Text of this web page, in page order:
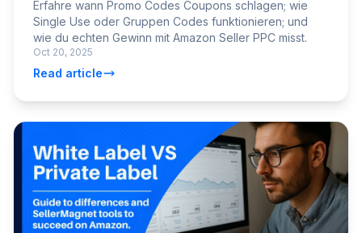
Erfahre wann Promo Codes Coupons schlagen; wie
Single Use oder Gruppen Codes funktionieren; und
wie du echten Gewinn mit Amazon Seller PPC misst.
Oct 20, 2025
Read article